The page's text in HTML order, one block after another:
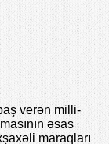
verən milli-
əsas
maraqları